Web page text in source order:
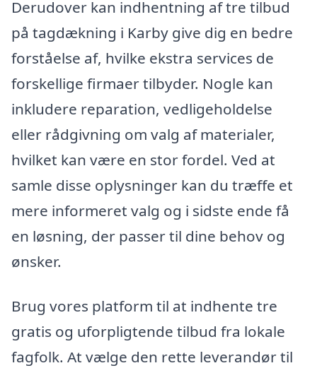
Derudover kan indhentning af tre tilbud
på tagdækning i Karby give dig en bedre
forståelse af, hvilke ekstra services de
forskellige firmaer tilbyder. Nogle kan
inkludere reparation, vedligeholdelse
eller rådgivning om valg af materialer,
hvilket kan være en stor fordel. Ved at
samle disse oplysninger kan du træffe et
mere informeret valg og i sidste ende få
en løsning, der passer til dine behov og
ønsker.
Brug vores platform til at indhente tre
gratis og uforpligtende tilbud fra lokale
fagfolk. At vælge den rette leverandør til